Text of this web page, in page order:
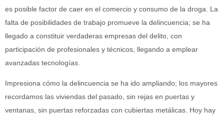
es posible factor de caer en el comercio y consumo de la droga. La
falta de posibilidades de trabajo promueve la delincuencia; se ha
llegado a constituir verdaderas empresas del delito, con
participación de profesionales y técnicos, llegando a emplear
avanzadas tecnologías.
Impresiona cómo la delincuencia se ha ido ampliando; los mayores
recordamos las viviendas del pasado, sin rejas en puertas y
ventanas, sin puertas reforzadas con cubiertas metálicas. Hoy hay